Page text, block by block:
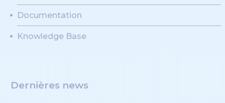
Documentation
Knowledge Base
Dernières news